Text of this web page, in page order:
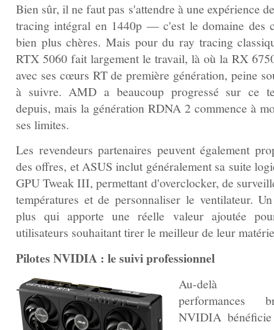
Bien sûr, il ne faut pas s'attendre à une expérience
tracing intégral en 1440p — c'est le domaine des
bien plus chères. Mais pour du ray tracing
RTX 5060 fait largement le travail, là où la RX
avec ses cœurs RT de première génération, peine
à suivre. AMD a beaucoup progressé sur ce
depuis, mais la génération RDNA 2 commence à
ses limites.
Les revendeurs partenaires peuvent également
des offres, et ASUS inclut généralement sa suite
GPU Tweak III, permettant d'overclocker, de
températures et de personnaliser le ventilateur.
plus qui apporte une réelle valeur ajoutée
utilisateurs souhaitant tirer le meilleur de leur
Pilotes NVIDIA : le suivi professionnel
Au-delà
performances
NVIDIA